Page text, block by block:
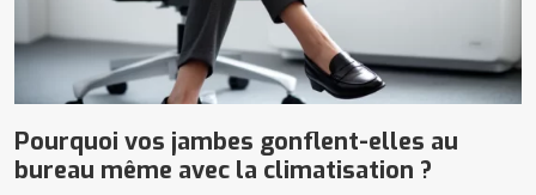
Pourquoi vos jambes gonflent-elles au
bureau même avec la climatisation ?